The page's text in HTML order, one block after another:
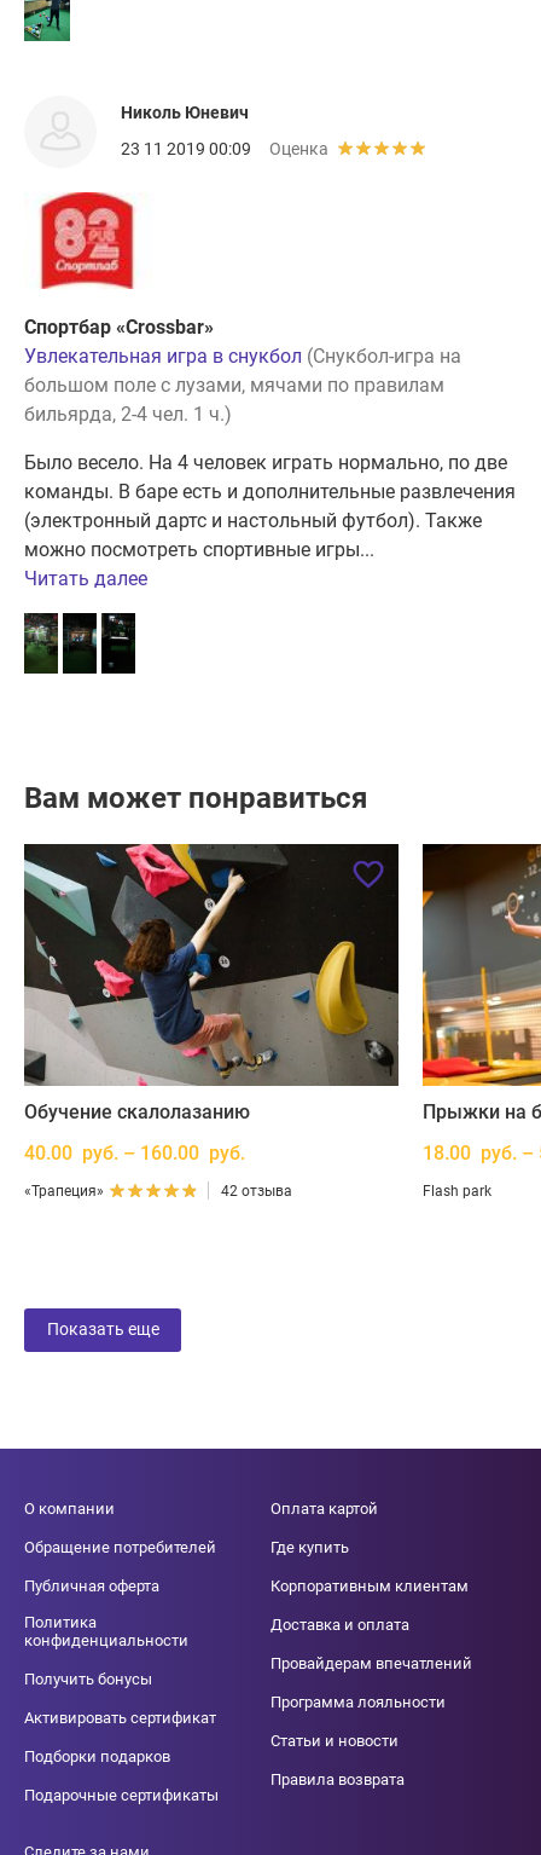
Николь Юневич
23 11 2019 00:09
Оценка
Спортбар «Crossbar»
Увлекательная игра в снукбол (Снукбол-игра на
большом поле с лузами, мячами по правилам
бильярда, 2-4 чел. 1 ч.)
Было весело. На 4 человек играть нормально, по две
команды. В баре есть и дополнительные развлечения
(электронный дартс и настольный футбол). Также
можно посмотреть спортивные игры...
Читать далее
Вам может понравиться
Обучение скалолазанию
40.00 руб. – 160.00 руб.
«Трапеция» 42 отзыва
Прыжки на
18.00 руб. –
Flash park
Показать еще
О компании
Обращение потребителей
Публичная оферта
Политика
конфиденциальности
Получить бонусы
Активировать сертификат
Подборки подарков
Подарочные сертификаты
Оплата картой
Где купить
Корпоративным клиентам
Доставка и оплата
Провайдерам впечатлений
Программа лояльности
Статьи и новости
Правила возврата